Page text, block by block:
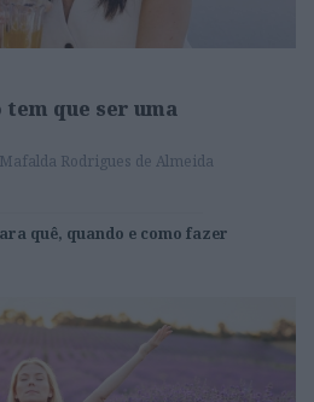
tem que ser uma
Rodrigues de Almeida
quê, quando e como fazer